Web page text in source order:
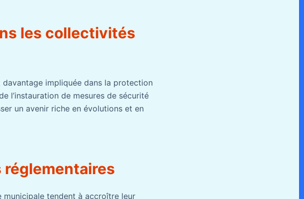
les collectivités
davantage impliquée dans la protection
l’instauration de mesures de sécurité
un avenir riche en évolutions et en
municipale tendent à accroître leur